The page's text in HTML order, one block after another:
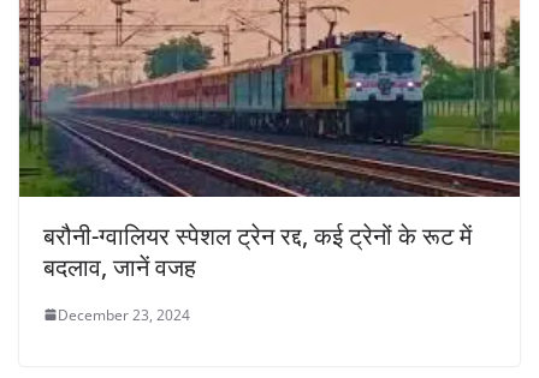
बरौनी-ग्वालियर स्पेशल ट्रेन रद्द, कई ट्रेनों के रूट में
बदलाव, जानें वजह
December 23, 2024